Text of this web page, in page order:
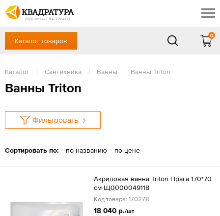
ОТДЕЛОЧНЫЕ МАТЕРИАЛЫ
Профи
Контакты
Доставка и оплата
Выставочный зал
Готовые решения
Отзывы
+7 (383) 209-98-97
Сб, Вс — выходной
ЗАКАЗАТЬ ЗВОНОК
Вход / Регистрация
Каталог товаров
0
Каталог | Сантехника | Ванны | Ванны Triton
Ванны Triton
Фильтровать
Сортировать по: по названию по цене
Акриловая ванна Triton Прага 170*70
см Щ0000049118
Код товара: 170278
18 040 р./шт